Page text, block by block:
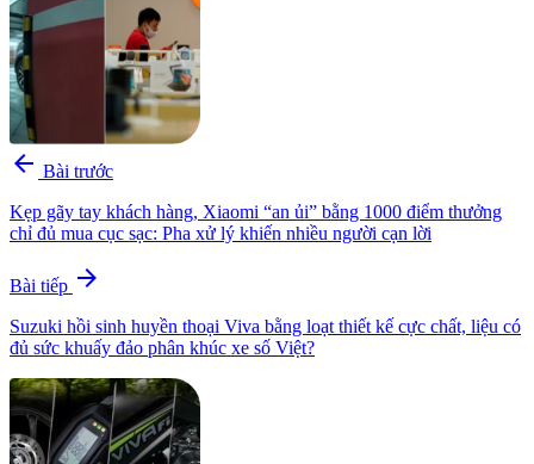
arrow_back Bài trước
Kẹp gãy tay khách hàng, Xiaomi “an ủi” bằng 1000 điểm thưởng
chỉ đủ mua cục sạc: Pha xử lý khiến nhiều người cạn lời
Bài tiếp arrow_forward
Suzuki hồi sinh huyền thoại Viva bằng loạt thiết kế cực chất, liệu có
đủ sức khuấy đảo phân khúc xe số Việt?